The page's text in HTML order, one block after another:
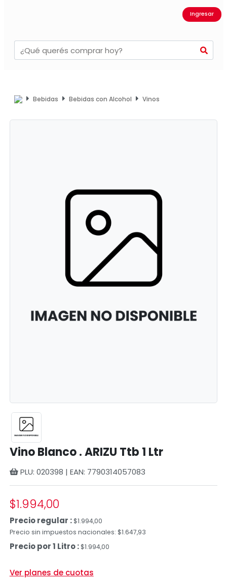
Ingresar
Bebidas Bebidas con Alcohol Vinos
Vino Blanco . ARIZU Ttb 1 Ltr
PLU: 020398 | EAN: 7790314057083
$1.994,00
Precio regular :$1.994,00
Precio sin impuestos nacionales: $1.647,93
Precio por 1 Litro : $1.994,00
Ver planes de cuotas